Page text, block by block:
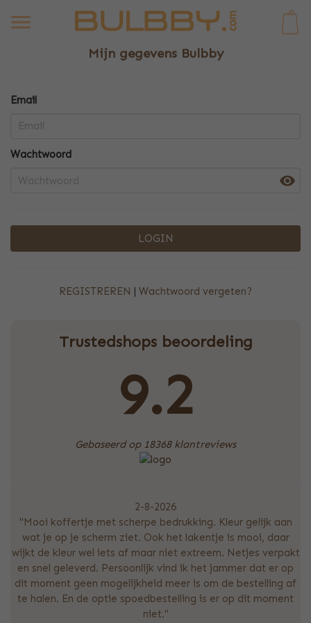
Mijn gegevens Bulbby
Email
Wachtwoord
LOGIN
REGISTREREN | Wachtwoord vergeten?
Trustedshops beoordeling
9.2
Gebaseerd op 18368 klantreviews
2-8-2026
"Mooi koffertje met scherpe bedrukking. Kleur gelijk aan
wat je op je scherm ziet. Ook het lakentje is mooi, daar
wijkt de kleur wel iets af maar niet extreem. Netjes verpakt
en snel geleverd. Persoonlijk vind ik het jammer dat er op
dit moment geen mogelijkheid meer is om de bestelling af
te halen. En de optie spoedbestelling is er op dit moment
niet."